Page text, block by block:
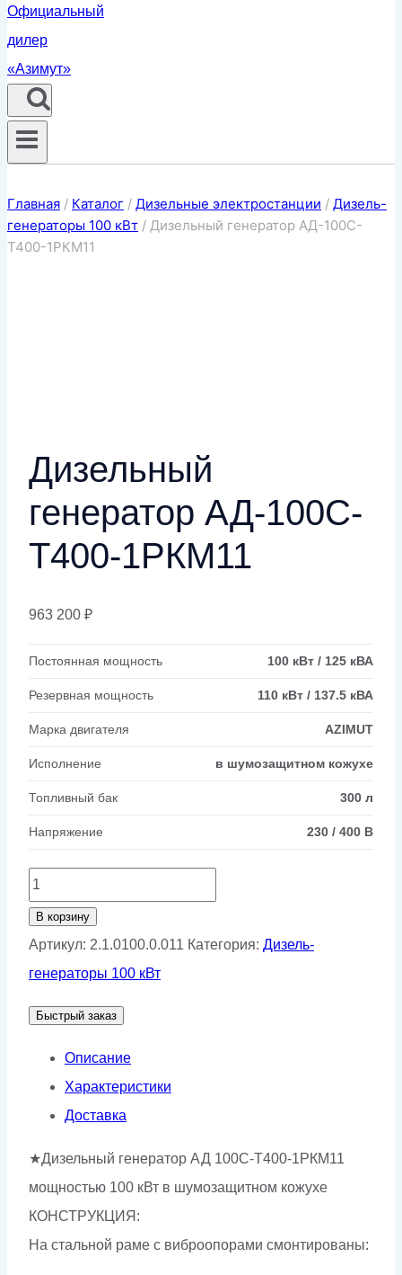
Главная / Каталог / Дизельные электростанции / Дизель-
генераторы 100 кВт / Дизельный генератор АД-100С-
Т400-1РКМ11
Дизельный
генератор АД-100С-
Т400-1РКМ11
963 200 ₽
Постоянная мощность 100 кВт / 125 кВА
Резервная мощность 110 кВт / 137.5 кВА
Марка двигателя AZIMUT
Исполнение в шумозащитном кожухе
Топливный бак 300 л
Напряжение 230 / 400 В
Количество
товара
Дизельный
генератор
Т400-
1РКМ11
В корзину
Артикул: 2.1.0100.0.011 Категория: Дизель-
генераторы 100 кВт
Быстрый заказ
Описание
Характеристики
Доставка
★Дизельный генератор АД 100С-Т400-1РКМ11
мощностью 100 кВт в шумозащитном кожухе
КОНСТРУКЦИЯ:
На стальной раме с виброопорами смонтированы: